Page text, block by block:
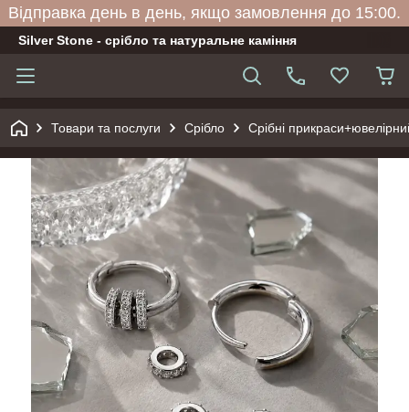
Відправка день в день, якщо замовлення до 15:00.
Silver Stone - срібло та натуральне каміння
Товари та послуги Срібло Срібні